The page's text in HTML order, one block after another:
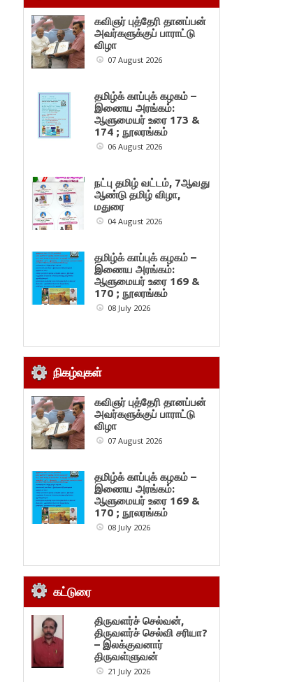
கவிஞர் புத்தேரி தானப்பன்
அவர்களுக்குப் பாராட்டு
விழா
07 August 2026
தமிழ்க் காப்புக் கழகம் –
இணைய அரங்கம்:
ஆளுமையர் உரை 173 &
174 ; நூலரங்கம்
06 August 2026
நட்பு தமிழ் வட்டம், 7ஆவது
ஆண்டு தமிழ் விழா,
மதுரை
04 August 2026
தமிழ்க் காப்புக் கழகம் –
இணைய அரங்கம்:
ஆளுமையர் உரை 169 &
170 ; நூலரங்கம்
08 July 2026
நிகழ்வுகள்
கவிஞர் புத்தேரி தானப்பன்
அவர்களுக்குப் பாராட்டு
விழா
07 August 2026
தமிழ்க் காப்புக் கழகம் –
இணைய அரங்கம்:
ஆளுமையர் உரை 169 &
170 ; நூலரங்கம்
08 July 2026
கட்டுரை
திருவளர்ச் செல்வன்,
திருவளர்ச் செல்வி சரியா?
– இலக்குவனார்
திருவள்ளுவன்
21 July 2026